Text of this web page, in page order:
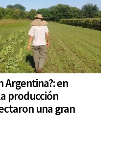
Argentina?: en
producción
una gran